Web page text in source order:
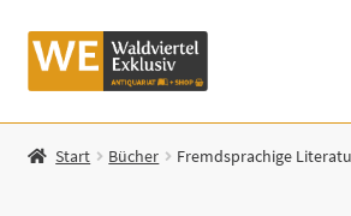
Zur
Navigation
Zum
Inhalt
Startseite
Start Bücher Fremdsprachige